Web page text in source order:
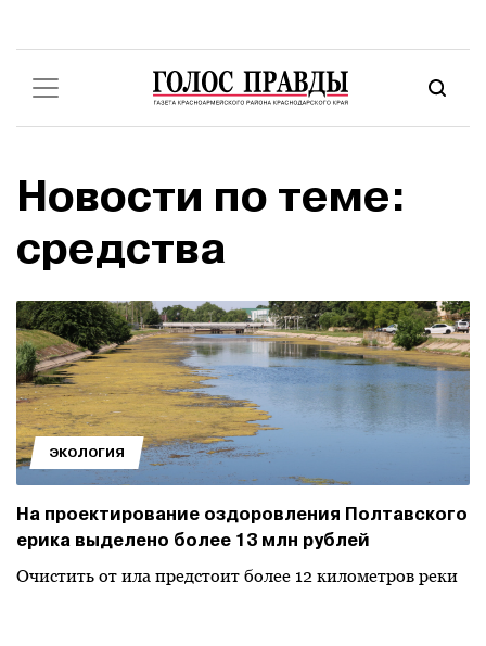
Новости по теме:
средства
ЭКОЛОГИЯ
На проектирование оздоровления Полтавского
ерика выделено более 13 млн рублей
Очистить от ила предстоит более 12 километров реки